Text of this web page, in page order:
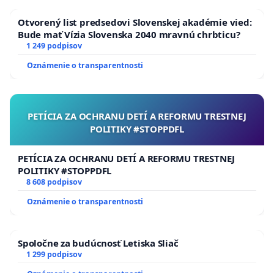
Otvorený list predsedovi Slovenskej akadémie vied:
Bude mať Vízia Slovenska 2040 mravnú chrbticu?
1 249 podpisov
Oznámenie o transparentnosti
PETÍCIA ZA OCHRANU DETÍ A REFORMU TRESTNEJ
POLITIKY #STOPPDFL
PETÍCIA ZA OCHRANU DETÍ A REFORMU TRESTNEJ
POLITIKY #STOPPDFL
8 608 podpisov
Oznámenie o transparentnosti
Spoločne za budúcnosť Letiska Sliač
1 299 podpisov